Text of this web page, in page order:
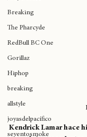
Joey Bada$$
Breaking
The Pharcyde
RedBull BC One
Gorillaz
Hiphop
breaking
allstyle
joyasdelpacífico